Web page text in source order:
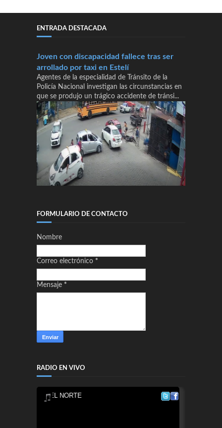
ENTRADA DESTACADA
Joven con discapacidad fallece tras ser
arrollado por taxi en Estelí
Agentes de la especialidad de Tránsito de la
Policía Nacional investigan las circunstancias en
que se produjo un trágico accidente de tránsi...
FORMULARIO DE CONTACTO
Nombre
Correo electrónico *
Mensaje *
RADIO EN VIVO